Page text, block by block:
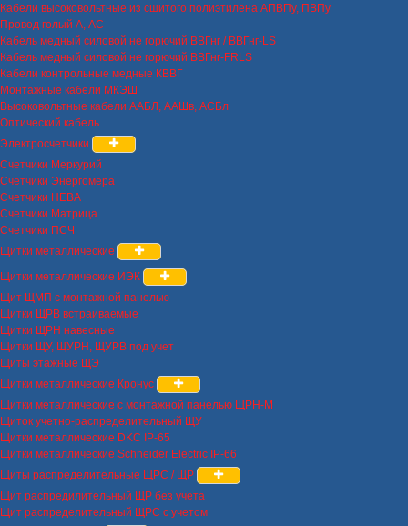
Кабели высоковольтные из сшитого полиэтилена АПВПу, ПВПу
Провод голый А, АС
Кабель медный силовой не горючий ВВГнг / ВВГнг-LS
Кабель медный силовой не горючий ВВГнг-FRLS
Кабели контрольные медные КВВГ
Монтажные кабели МКЭШ
Высоковольтные кабели ААБЛ, ААШв, АСБл
Оптический кабель
Электросчетчики
Счетчики Меркурий
Счетчики Энергомера
Счетчики НЕВА
Счетчики Матрица
Счетчики ПСЧ
Щитки металлические
Щитки металлические ИЭК
Щит ЩМП с монтажной панелью
Щитки ЩРВ встраиваемые
Щитки ЩРН навесные
Щитки ЩУ, ЩУРН, ЩУРВ под учет
Щиты этажные ЩЭ
Щитки металлические Кронус
Щитки металлические с монтажной панелью ЩРН-М
Щиток учетно-распределительный ЩУ
Щитки металлические DKC IP-65
Щитки металлические Schneider Electric IP-66
Щиты распределительные ЩРС / ЩР
Щит распредилительный ЩР без учета
Щит распределительный ЩРС с учетом